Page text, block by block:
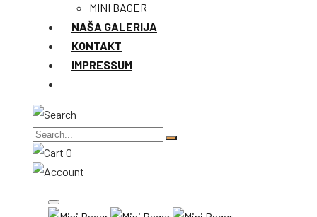
MINI BAGER
NAŠA GALERIJA
KONTAKT
IMPRESSUM
0